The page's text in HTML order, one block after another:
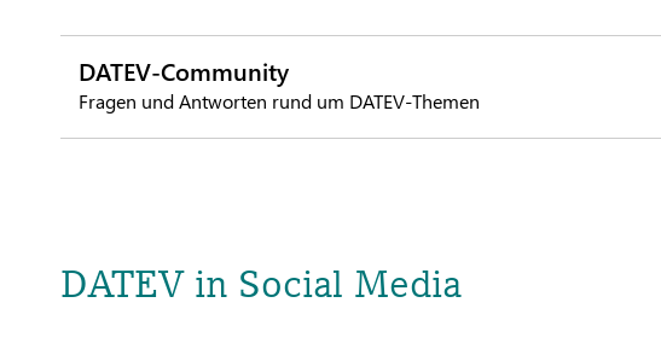
DATEV-Community
Fragen und Antworten rund um DATEV-Themen
DATEV in Social Media